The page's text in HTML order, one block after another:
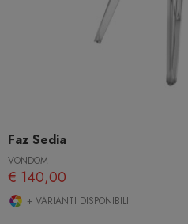
Faz Sedia
VONDOM
€ 140,00
+ VARIANTI DISPONIBILI